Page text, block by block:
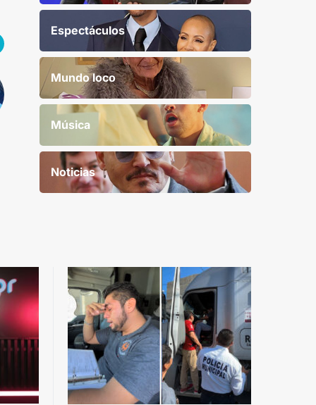
Espectáculos
Mundo loco
Música
Noticias